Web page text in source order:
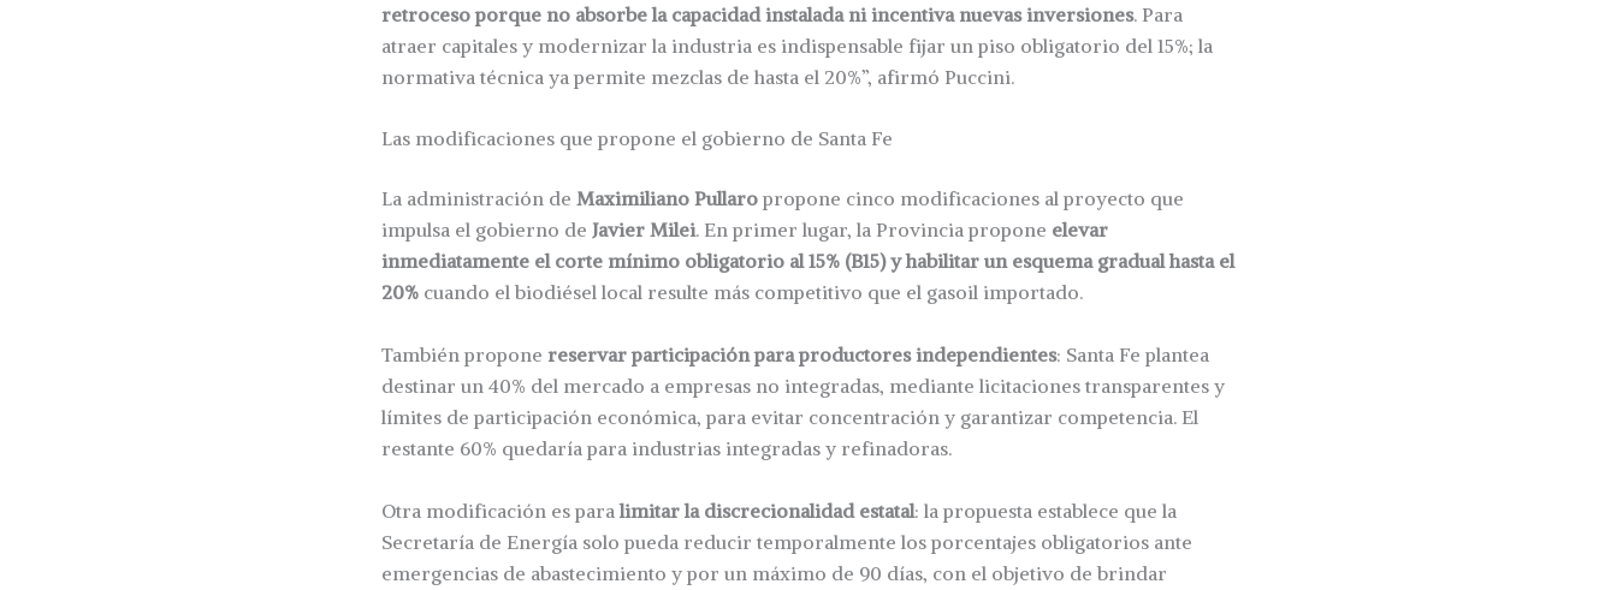
retroceso porque no absorbe la capacidad instalada ni incentiva nuevas inversiones. Para
atraer capitales y modernizar la industria es indispensable fijar un piso obligatorio del 15%; la
normativa técnica ya permite mezclas de hasta el 20%”, afirmó Puccini.
Las modificaciones que propone el gobierno de Santa Fe
La administración de Maximiliano Pullaro propone cinco modificaciones al proyecto que
impulsa el gobierno de Javier Milei. En primer lugar, la Provincia propone elevar
inmediatamente el corte mínimo obligatorio al 15% (B15) y habilitar un esquema gradual hasta el
20% cuando el biodiésel local resulte más competitivo que el gasoil importado.
También propone reservar participación para productores independientes: Santa Fe plantea
destinar un 40% del mercado a empresas no integradas, mediante licitaciones transparentes y
límites de participación económica, para evitar concentración y garantizar competencia. El
restante 60% quedaría para industrias integradas y refinadoras.
Otra modificación es para limitar la discrecionalidad estatal: la propuesta establece que la
Secretaría de Energía solo pueda reducir temporalmente los porcentajes obligatorios ante
emergencias de abastecimiento y por un máximo de 90 días, con el objetivo de brindar